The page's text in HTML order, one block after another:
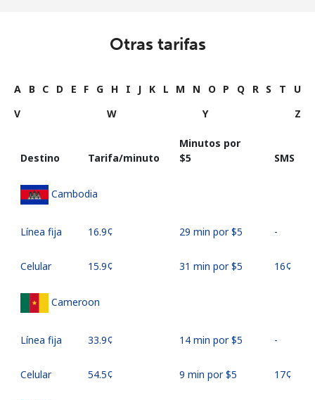
Otras tarifas
A B C D E F G H I J K L M N O P Q R S T
U
V
W Y Z
Destino Tarifa/minuto
Minutos por
⁦$5⁩
SMS
Cambodia
Línea fija ⁦16.9¢⁩ 29 min por ⁦$5⁩ -
Celular ⁦15.9¢⁩ 31 min por ⁦$5⁩ ⁦16¢⁩
Cameroon
Línea fija ⁦33.9¢⁩ 14 min por ⁦$5⁩ -
Celular ⁦54.5¢⁩ 9 min por ⁦$5⁩ ⁦17¢⁩